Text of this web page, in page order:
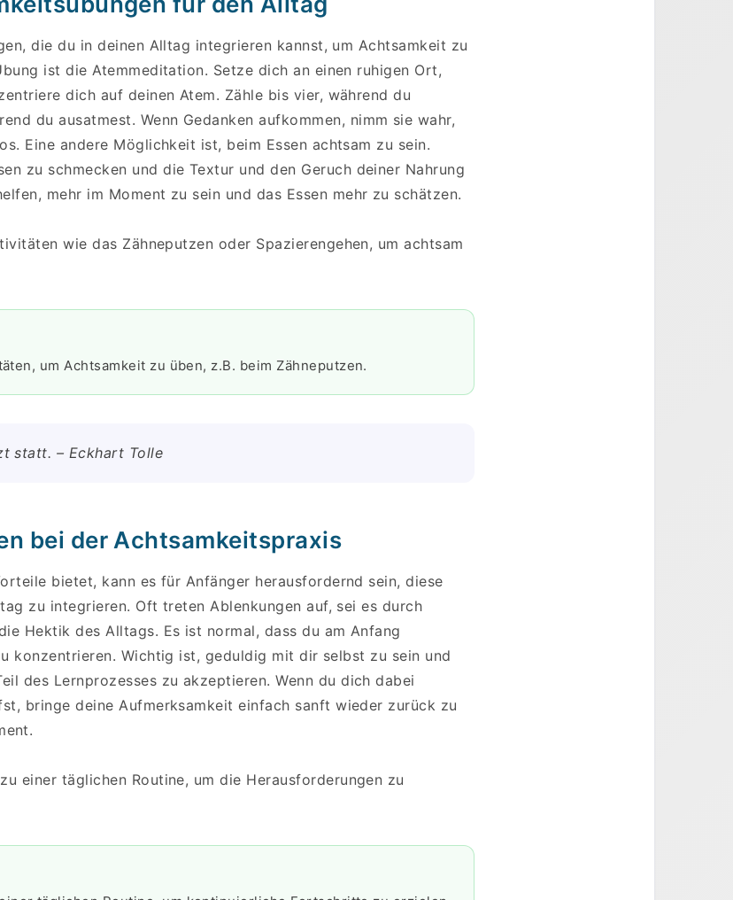
die du in deinen Alltag integrieren kannst, um Achtsamkeit zu
ist die Atemmeditation. Setze dich an einen ruhigen Ort,
dich auf deinen Atem. Zähle bis vier, während du
du ausatmest. Wenn Gedanken aufkommen, nimm sie wahr,
Eine andere Möglichkeit ist, beim Essen achtsam zu sein.
zu schmecken und die Textur und den Geruch deiner Nahrung
mehr im Moment zu sein und das Essen mehr zu schätzen.
wie das Zähneputzen oder Spazierengehen, um achtsam
um Achtsamkeit zu üben, z.B. beim Zähneputzen.
statt. – Eckhart Tolle
bei der Achtsamkeitspraxis
bietet, kann es für Anfänger herausfordernd sein, diese
zu integrieren. Oft treten Ablenkungen auf, sei es durch
Hektik des Alltags. Es ist normal, dass du am Anfang
konzentrieren. Wichtig ist, geduldig mit dir selbst zu sein und
des Lernprozesses zu akzeptieren. Wenn du dich dabei
bringe deine Aufmerksamkeit einfach sanft wieder zurück zu
einer täglichen Routine, um die Herausforderungen zu